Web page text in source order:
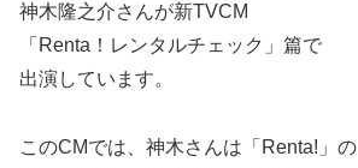
神木隆之介さんが新TVCM
「Renta！レンタルチェック」篇で
出演しています。
このCMでは、神木さんは「Renta!」の